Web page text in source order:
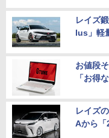
レイズ
lus」軽
お値段
「お得
レイズ
Aから「